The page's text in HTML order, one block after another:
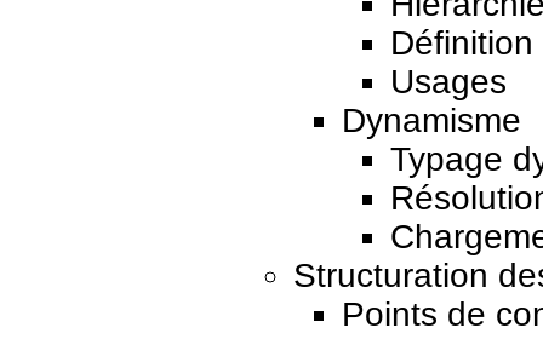
Usages
Dynamisme
Typage
Structuration
Points de